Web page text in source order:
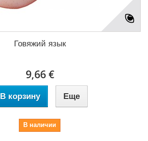
Говяжий язык
9,66 €
В корзину Еще
В наличии